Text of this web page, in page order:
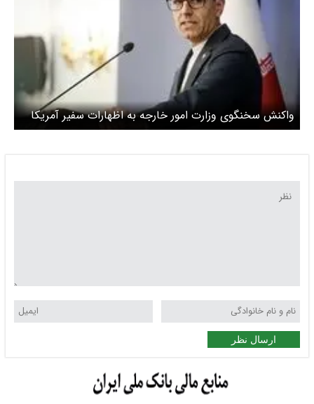
واکنش سخنگوی وزارت امور خارجه به اظهارات سفیر آمریکا
در اسرائیل / مایک هاکابی چه گفته بود؟
ارسال نظر